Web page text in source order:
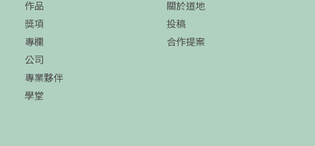
作品
獎項
專欄
公司
專業夥伴
學堂
關於道地
投稿
合作提案